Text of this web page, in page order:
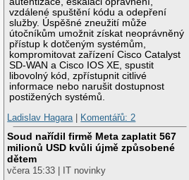
vzdálené spuštění kódu a odepření
služby. Úspěšné zneužití může
útočníkům umožnit získat neoprávněný
přístup k dotčeným systémům,
kompromitovat zařízení Cisco Catalyst
SD-WAN a Cisco IOS XE, spustit
libovolný kód, zpřístupnit citlivé
informace nebo narušit dostupnost
postižených systémů.
Ladislav Hagara| Komentářů: 2
Soud nařídil firmě Meta zaplatit 567
milionů USD kvůli újmě způsobené
dětem
včera 15:33 | IT novinky